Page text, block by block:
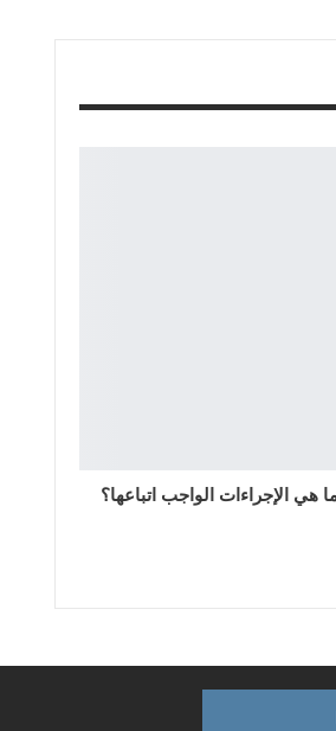
الإجراءات الواجب اتباعها؟